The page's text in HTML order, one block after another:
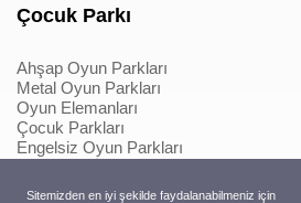
Sitemizden en iyi şekilde faydalanabilmeniz için
Çocuk Parkı
Ahşap Oyun Parkları
Metal Oyun Parkları
Oyun Elemanları
Çocuk Parkları
Engelsiz Oyun Parkları
Oyun Elemanları